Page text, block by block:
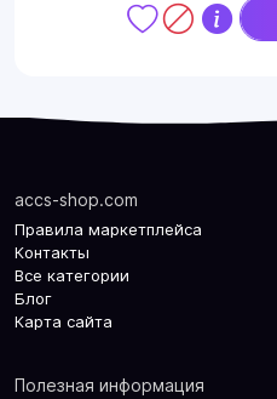
accs-shop.com
Правила маркетплейса
Контакты
Все категории
Блог
Карта сайта
Полезная информация